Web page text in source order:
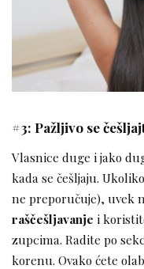
#3: Pažljivo se
Vlasnice duge i jako
kada se češljaju.
ne preporučuje), uvek
raščešljavanje i
zupcima. Radite po
korenu. Ovako ćete